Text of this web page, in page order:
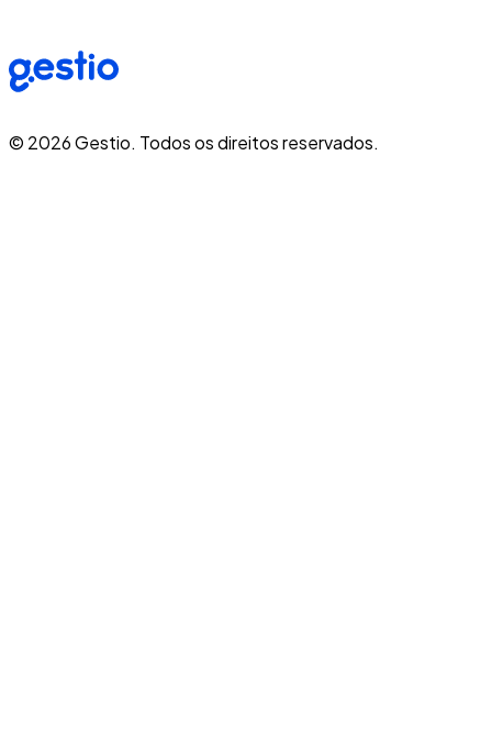
© 2026Gestio. Todos os direitos reservados.